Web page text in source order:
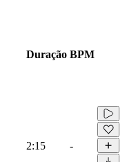
Duração BPM
2:15 -